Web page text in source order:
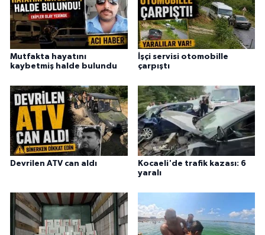
Mutfakta hayatını
kaybetmiş halde bulundu
İşçi servisi otomobille
çarpıştı
Devrilen ATV can aldı
Kocaeli'de trafik kazası: 6
yaralı